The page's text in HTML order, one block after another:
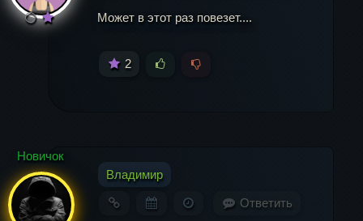
Может в этот раз повезет....
2
Новичок
Владимир
Ответить